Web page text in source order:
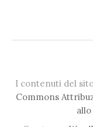
I contenuti del
Commons